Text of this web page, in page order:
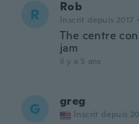
R Rob
Inscrit depuis 2017 ·
The centre
jam
il y a 5 ans
G greg
Inscrit depuis